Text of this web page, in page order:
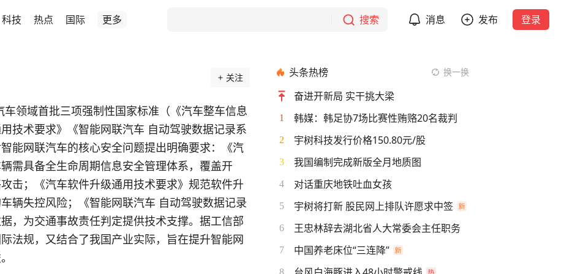
科技 热点 国际 更多 搜索 消息 发布 登录
关注
领域首批三项强制性国家标准（《汽车整车信息
技术要求》《智能网联汽车 自动驾驶数据记录系
能网联汽车的核心安全问题提出明确要求：《汽
需具备全生命周期信息安全管理体系，覆盖开
击；《汽车软件升级通用技术要求》规范软件升
辆失控风险；《智能网联汽车 自动驾驶数据记录
，为交通事故责任判定提供技术支撑。据工信部
法规，又结合了我国产业实际，旨在提升智能网
头条热榜 换一换
奋进开新局 实干挑大梁
1 韩媒：韩足协7场比赛性贿赂20名裁判
2 宇树科技发行价格150.80元/股
3 我国编制完成新版全月地质图
4 对话重庆地铁吐血女孩
5 宇树将打新 股民网上排队许愿求中签
6 王忠林辞去湖北省人大常委会主任职务
7 中国养老床位“三连降”
8